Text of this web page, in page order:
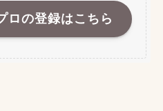
ロの登録はこちら